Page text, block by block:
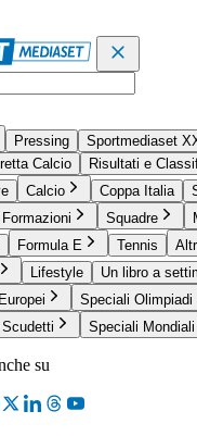
Pressing Sportmediaset
Calcio
Risultati e
Calcio Coppa Italia
Squadre
Formula E Tennis
Lifestyle
Un libro a
Speciali Olimpiadi
Speciali Mondiali
su